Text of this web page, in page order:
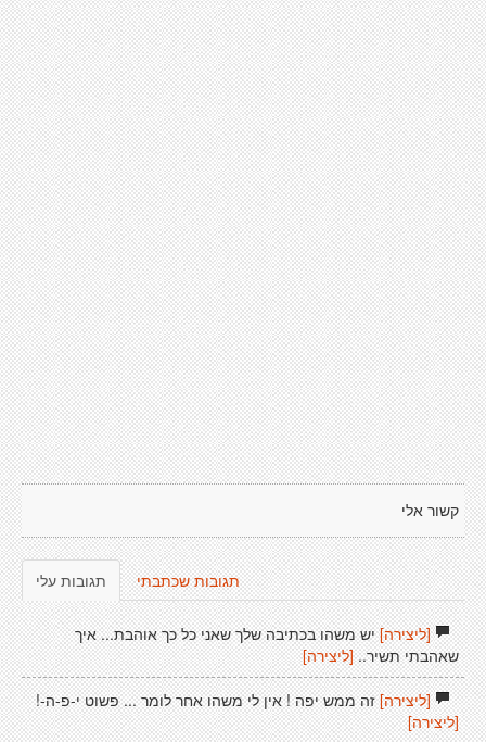
קשור אלי
תגובות עלי תגובות שכתבתי
[ליצירה]יש משהו בכתיבה שלך שאני כל כך אוהבת... איך
שאהבתי תשיר.. [ליצירה]
[ליצירה]זה ממש יפה ! אין לי משהו אחר לומר ... פשוט י-פ-ה-!
[ליצירה]